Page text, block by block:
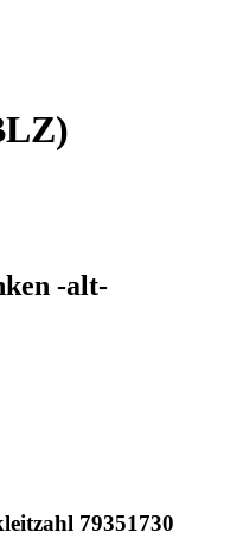
-alt-
79351730